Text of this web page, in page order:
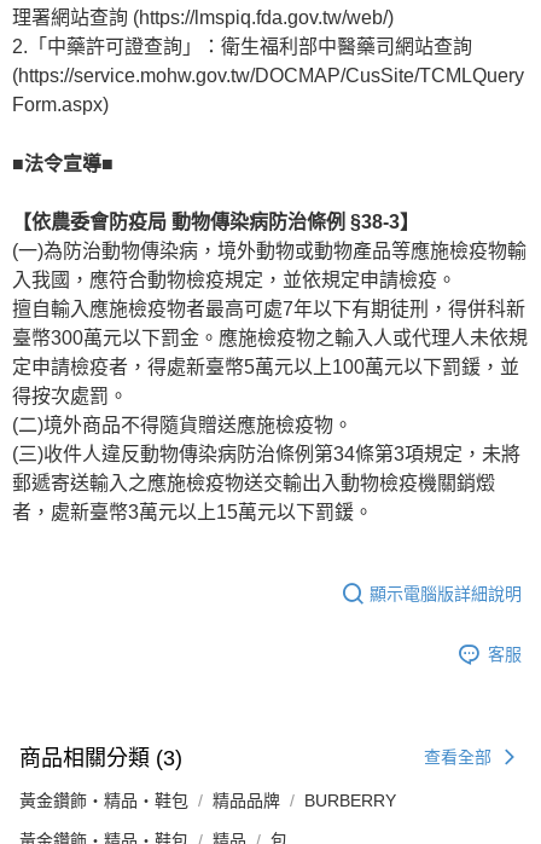
理署網站查詢 (https://lmspiq.fda.gov.tw/web/)
2.「中藥許可證查詢」：衛生福利部中醫藥司網站查詢
(https://service.mohw.gov.tw/DOCMAP/CusSite/TCMLQuery
Form.aspx)
■法令宣導■
【依農委會防疫局 動物傳染病防治條例 §38-3】
(一)為防治動物傳染病，境外動物或動物產品等應施檢疫物輸
入我國，應符合動物檢疫規定，並依規定申請檢疫。
擅自輸入應施檢疫物者最高可處7年以下有期徒刑，得併科新
臺幣300萬元以下罰金。應施檢疫物之輸入人或代理人未依規
定申請檢疫者，得處新臺幣5萬元以上100萬元以下罰鍰，並
得按次處罰。
(二)境外商品不得隨貨贈送應施檢疫物。
(三)收件人違反動物傳染病防治條例第34條第3項規定，未將
郵遞寄送輸入之應施檢疫物送交輸出入動物檢疫機關銷燬
者，處新臺幣3萬元以上15萬元以下罰鍰。
顯示電腦版詳細說明
客服
商品相關分類 (3) 查看全部
黃金鑽飾・精品・鞋包 精品品牌 BURBERRY